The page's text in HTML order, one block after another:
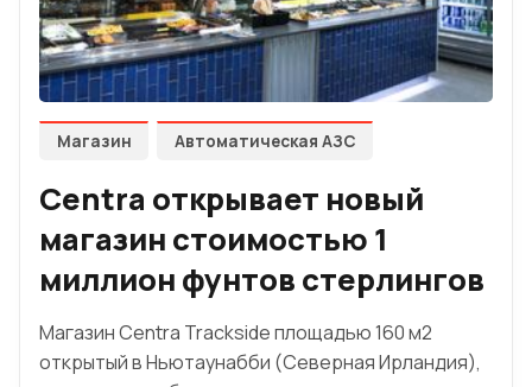
Магазин Автоматическая АЗС
Centra открывает новый
магазин стоимостью 1
миллион фунтов стерлингов
Магазин Centra Trackside площадью 160 м2
открытый в Ньютаунабби (Северная Ирландия),